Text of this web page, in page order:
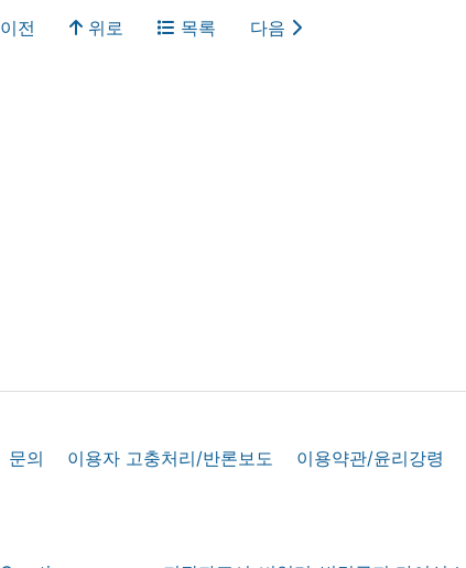
이전 위로 목록 다음
문의 이용자 고충처리/반론보도 이용약관/윤리강령